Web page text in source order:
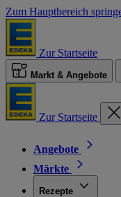
Zum Hauptbereich
Zur Startseite
Markt & Angebote
Zur Startseite
Angebote
Märkte
Rezepte